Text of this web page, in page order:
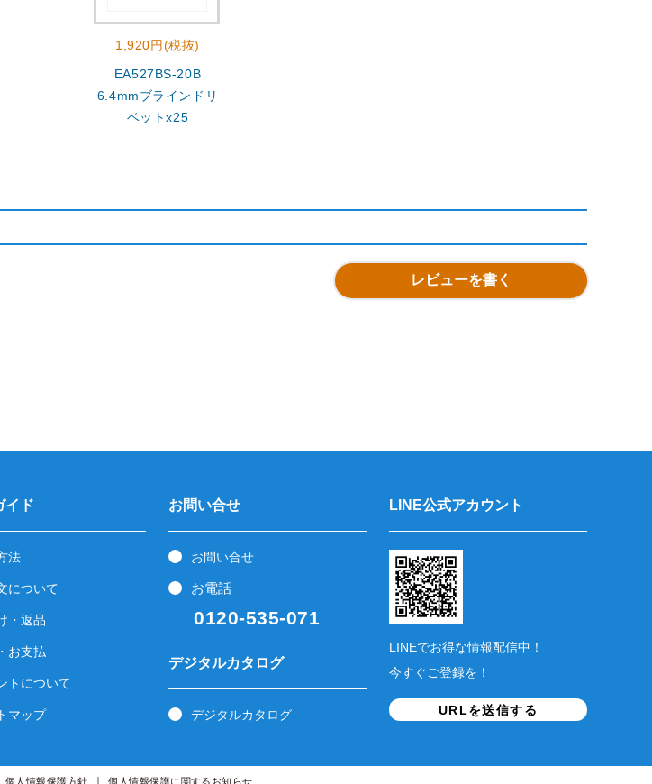
1,920円(税抜)
EA527BS-20B
6.4mmブラインドリ
ベットx25
レビューを書く
イド
法
について
・返品
お支払
トについて
マップ
お問い合せ
お問い合せ
お電話
0120-535-071
デジタルカタログ
デジタルカタログ
LINE公式アカウント
LINEでお得な情報配信中！
今すぐご登録を！
URLを送信する
個人情報保護方針 個人情報保護に関するお知らせ